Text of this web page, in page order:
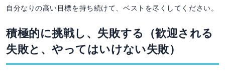
自分なりの高い目標を持ち続けて、ベストを尽くしてください。
積極的に挑戦し、失敗する（歓迎される
失敗と、やってはいけない失敗）